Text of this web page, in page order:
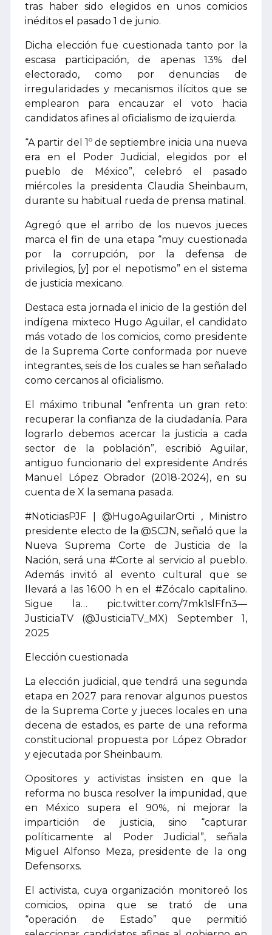
tras haber sido elegidos en unos comicios
inéditos el pasado 1 de junio.
Dicha elección fue cuestionada tanto por la
escasa participación, de apenas 13% del
electorado, como por denuncias de
irregularidades y mecanismos ilícitos que se
emplearon para encauzar el voto hacia
candidatos afines al oficialismo de izquierda.
“A partir del 1º de septiembre inicia una nueva
era en el Poder Judicial, elegidos por el
pueblo de México”, celebró el pasado
miércoles la presidenta Claudia Sheinbaum,
durante su habitual rueda de prensa matinal.
Agregó que el arribo de los nuevos jueces
marca el fin de una etapa “muy cuestionada
por la corrupción, por la defensa de
privilegios, [y] por el nepotismo” en el sistema
de justicia mexicano.
Destaca esta jornada el inicio de la gestión del
indígena mixteco Hugo Aguilar, el candidato
más votado de los comicios, como presidente
de la Suprema Corte conformada por nueve
integrantes, seis de los cuales se han señalado
como cercanos al oficialismo.
El máximo tribunal “enfrenta un gran reto:
recuperar la confianza de la ciudadanía. Para
lograrlo debemos acercar la justicia a cada
sector de la población”, escribió Aguilar,
antiguo funcionario del expresidente Andrés
Manuel López Obrador (2018-2024), en su
cuenta de X la semana pasada.
#NoticiasPJF | @HugoAguilarOrti , Ministro
presidente electo de la @SCJN, señaló que la
Nueva Suprema Corte de Justicia de la
Nación, será una #Corte al servicio al pueblo.
Además invitó al evento cultural que se
llevará a las 16:00 h en el #Zócalo capitalino.
Sigue la… pic.twitter.com/7mk1slFfn3—
JusticiaTV (@JusticiaTV_MX) September 1,
2025
Elección cuestionada
La elección judicial, que tendrá una segunda
etapa en 2027 para renovar algunos puestos
de la Suprema Corte y jueces locales en una
decena de estados, es parte de una reforma
constitucional propuesta por López Obrador
y ejecutada por Sheinbaum.
Opositores y activistas insisten en que la
reforma no busca resolver la impunidad, que
en México supera el 90%, ni mejorar la
impartición de justicia, sino “capturar
políticamente al Poder Judicial”, señala
Miguel Alfonso Meza, presidente de la ong
Defensorxs.
El activista, cuya organización monitoreó los
comicios, opina que se trató de una
“operación de Estado” que permitió